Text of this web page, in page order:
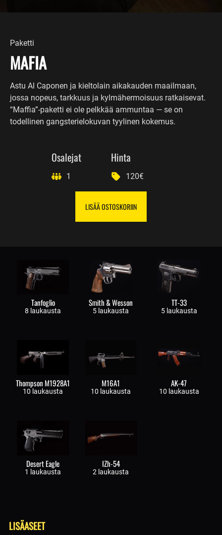
Paketti
MAFIA
Astu Al Caponen ja kieltolain aikakauden maailmaan,
jossa nopeus, tarkkuus ja kylmähermoisuus ratkaisevat.
“Maffia”-paketti ei ole pelkkää ammuntaa — se on
todellinen gangsterielokuvan tyylinen kokemus.
Osalejat
1
Hinta
120€
LISÄÄ OSTOSKORIIN
Tanfoglio
8 laukausta
Smith & Wesson
5 laukausta
TT-33
5 laukausta
Thompson M1928A1
10 laukausta
M16A1
10 laukausta
AK-47
10 laukausta
Desert Eagle
1 laukausta
IZh-54
2 laukausta
LISÄASEET